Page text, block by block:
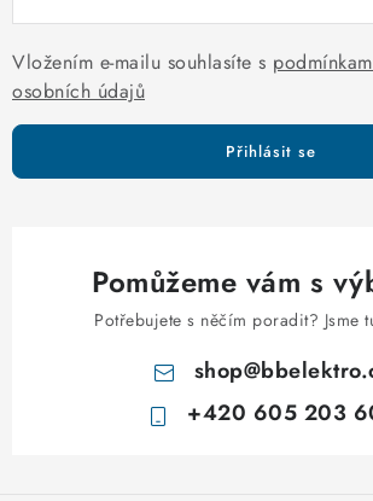
i
s
u
Vložením e-mailu souhlasíte s
osobních údajů
Přihlásit se
Pomůžeme vám s
Potřebujete s něčím poradit? Jsme
shop@
+420 605 203